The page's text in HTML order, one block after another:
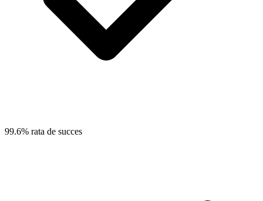
99.6% rata de succes